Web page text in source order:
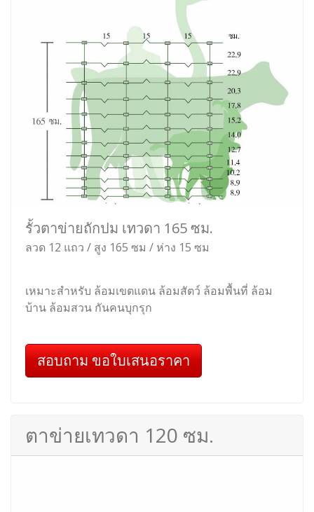
รั้วตาข่ายถักปม เทวดา 165 ซม.
ลวด 12 แถว / สูง 165 ซม / ห่าง 15 ซม
เหมาะสำหรับ ล้อมเขตแดน ล้อมสัตว์ ล้อมพื้นที่ ล้อม
บ้าน ล้อมสวน กันคนบุกรุก
สอบถาม ขอใบเสนอราคา
ตาข่ายเทวดา 120 ซม.